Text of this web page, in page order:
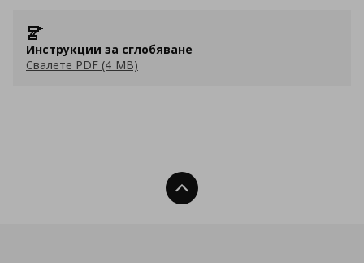
Инструкции за сглобяване
Свалете PDF (4 MB)
Нагоре